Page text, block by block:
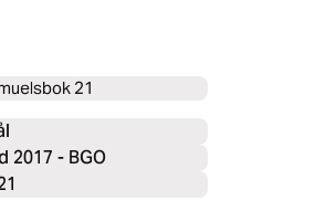
21
2017 - BGO